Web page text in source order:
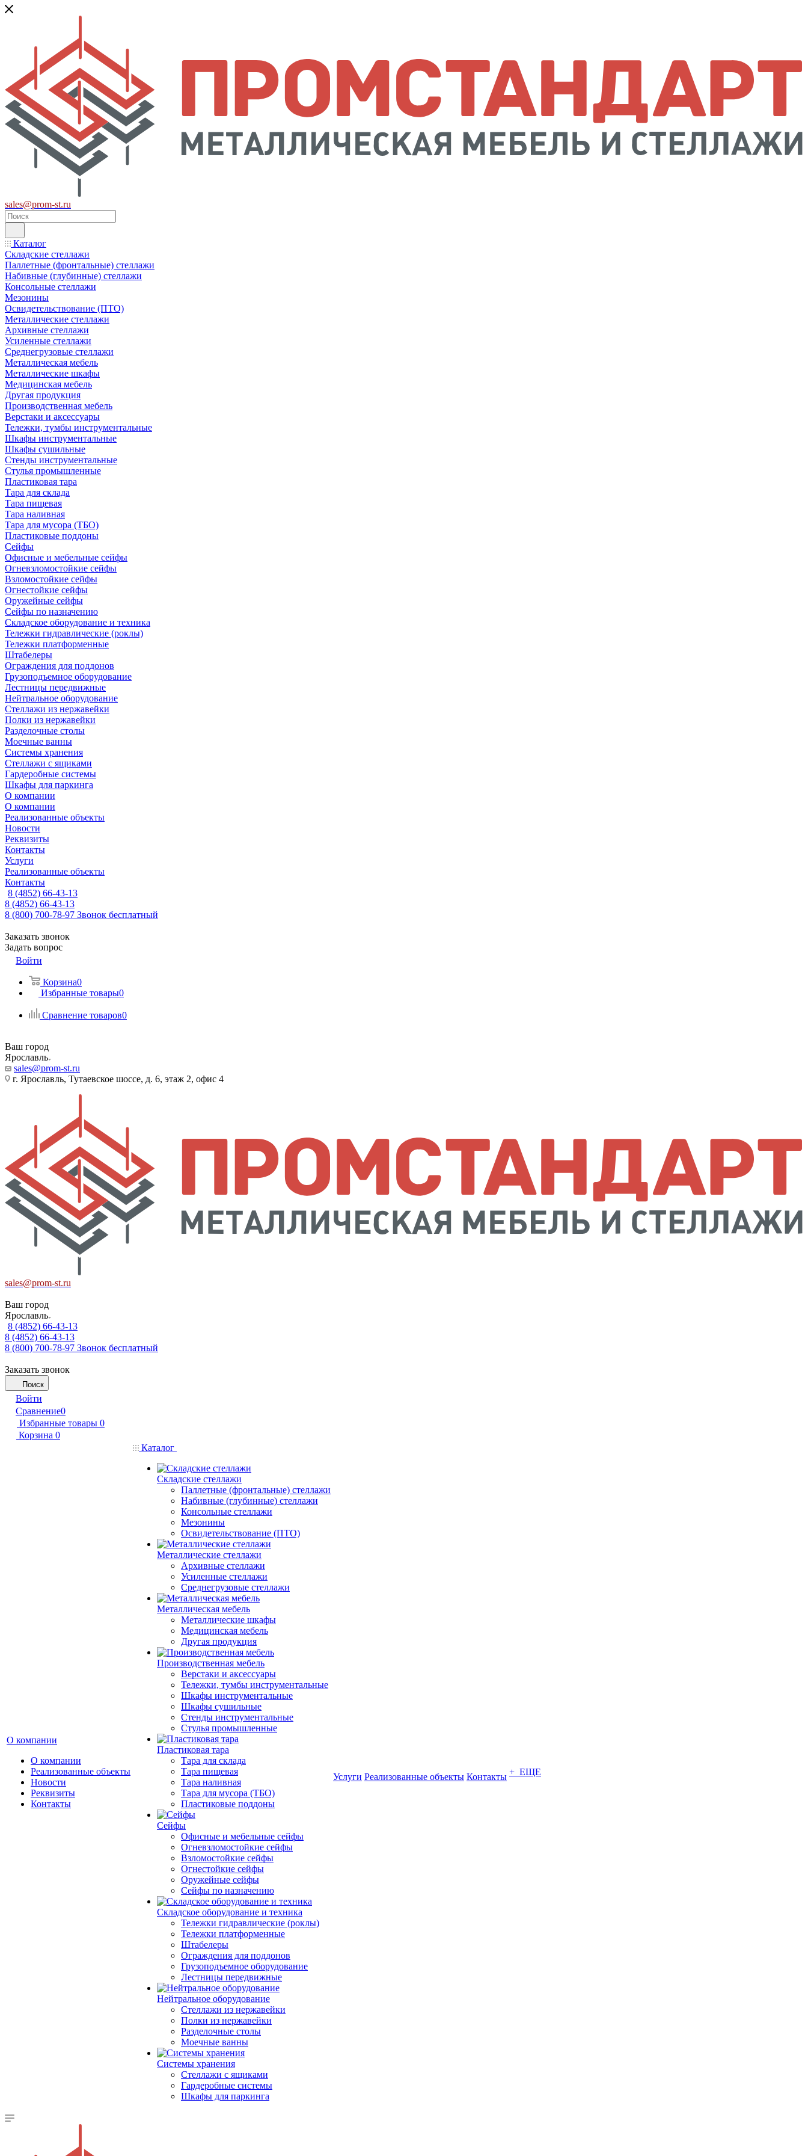
sales@prom-st.ru
Каталог
Складские стеллажи
Паллетные (фронтальные) стеллажи
Набивные (глубинные) стеллажи
Консольные стеллажи
Мезонины
Освидетельствование (ПТО)
Металлические стеллажи
Архивные стеллажи
Усиленные стеллажи
Среднегрузовые стеллажи
Металлическая мебель
Металлические шкафы
Медицинская мебель
Другая продукция
Производственная мебель
Верстаки и аксессуары
Тележки, тумбы инструментальные
Шкафы инструментальные
Шкафы сушильные
Стенды инструментальные
Cтулья промышленные
Пластиковая тара
Тара для склада
Тара пищевая
Тара наливная
Тара для мусора (ТБО)
Пластиковые поддоны
Сейфы
Офисные и мебельные сейфы
Огневзломостойкие сейфы
Взломостойкие сейфы
Огнестойкие сейфы
Оружейные сейфы
Сейфы по назначению
Складское оборудование и техника
Тележки гидравлические (роклы)
Тележки платформенные
Штабелеры
Ограждения для поддонов
Грузоподъемное оборудование
Лестницы передвижные
Нейтральное оборудование
Стеллажи из нержавейки
Полки из нержавейки
Разделочные столы
Моечные ванны
Системы хранения
Стеллажи с ящиками
Гардеробные системы
Шкафы для паркинга
О компании
О компании
Реализованные объекты
Новости
Реквизиты
Контакты
Услуги
Реализованные объекты
Контакты
8 (4852) 66-43-13
8 (4852) 66-43-13
8 (800) 700-78-97 Звонок бесплатный
Заказать звонок
Задать вопрос
Войти
Корзина0
Избранные товары0
Сравнение товаров0
Ваш город
Ярославль
sales@prom-st.ru
г. Ярославль, Тутаевское шоссе, д. 6, этаж 2, офис 4
sales@prom-st.ru
Ваш город
Ярославль
8 (4852) 66-43-13
8 (4852) 66-43-13
8 (800) 700-78-97 Звонок бесплатный
Заказать звонок
Поиск
Войти
Сравнение0
Избранные товары 0
Корзина 0
О компании
О компании
Реализованные объекты
Новости
Реквизиты
Контакты
Каталог
Складские стеллажи
Паллетные (фронтальные) стеллажи
Набивные (глубинные) стеллажи
Консольные стеллажи
Мезонины
Освидетельствование (ПТО)
Металлические стеллажи
Архивные стеллажи
Усиленные стеллажи
Среднегрузовые стеллажи
Металлическая мебель
Металлические шкафы
Медицинская мебель
Другая продукция
Производственная мебель
Верстаки и аксессуары
Тележки, тумбы инструментальные
Шкафы инструментальные
Шкафы сушильные
Стенды инструментальные
Cтулья промышленные
Пластиковая тара
Тара для склада
Тара пищевая
Тара наливная
Тара для мусора (ТБО)
Пластиковые поддоны
Сейфы
Офисные и мебельные сейфы
Огневзломостойкие сейфы
Взломостойкие сейфы
Огнестойкие сейфы
Оружейные сейфы
Сейфы по назначению
Складское оборудование и техника
Тележки гидравлические (роклы)
Тележки платформенные
Штабелеры
Ограждения для поддонов
Грузоподъемное оборудование
Лестницы передвижные
Нейтральное оборудование
Стеллажи из нержавейки
Полки из нержавейки
Разделочные столы
Моечные ванны
Системы хранения
Стеллажи с ящиками
Гардеробные системы
Шкафы для паркинга
Услуги Реализованные объекты Контакты + ЕЩЕ